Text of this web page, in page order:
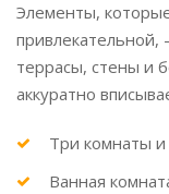
Элементы,
привлекательной,
террасы, стены и
аккуратно
Три комнаты и
Ванная